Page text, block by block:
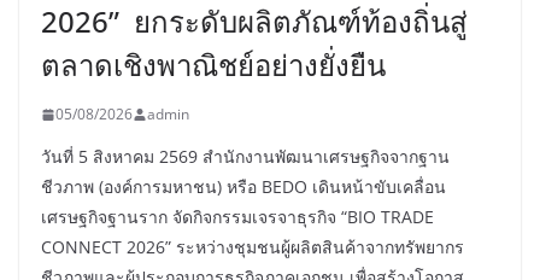
2026” ยกระดับผลิตภัณฑ์ท้องถิ่นสู่
ตลาดเชิงพาณิชย์อย่างยั่งยืน
05/08/2026 admin
วันที่ 5 สิงหาคม 2569 สำนักงานพัฒนาเศรษฐกิจจากฐาน
ชีวภาพ (องค์การมหาชน) หรือ BEDO เดินหน้าขับเคลื่อน
เศรษฐกิจฐานราก จัดกิจกรรมเจรจาธุรกิจ “BIO TRADE
CONNECT 2026” ระหว่างชุมชนผู้ผลิตสินค้าจากทรัพยากร